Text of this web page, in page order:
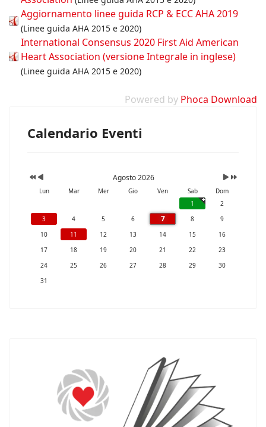
Aggiornamento linee guida RCP & ECC AHA 2019
(Linee guida AHA 2015 e 2020)
International Consensus 2020 First Aid American
Heart Association (versione Integrale in inglese)
(Linee guida AHA 2015 e 2020)
Powered by Phoca Download
Calendario Eventi
Agosto 2026
Lun Mar Mer Gio Ven Sab
Dom
1
2
3
4 5 6 7 8
9
10
11 12 13 14 15
16
17
18 19 20 21 22
23
24
25 26 27 28 29
30
31